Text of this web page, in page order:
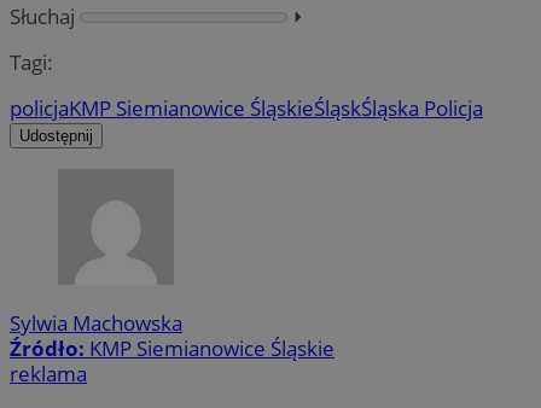
Słuchaj
⏵︎
Tagi:
policjaKMP Siemianowice ŚląskieŚląskŚląska Policja
Udostępnij
Sylwia Machowska
Źródło: KMP Siemianowice Śląskie
reklama